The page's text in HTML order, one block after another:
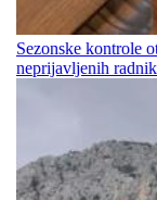
Sezonske kontrole
neprijavljenih